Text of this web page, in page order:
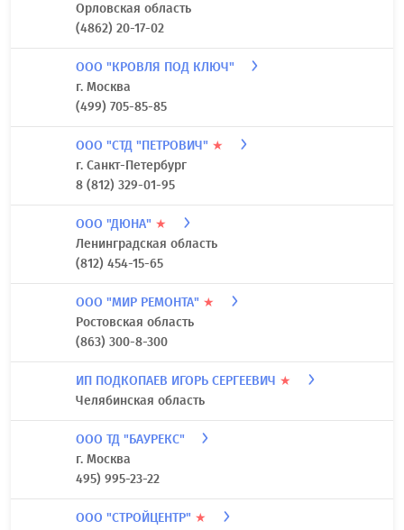
Орловская область
(4862) 20-17-02
ООО "КРОВЛЯ ПОД КЛЮЧ"
г. Москва
(499) 705-85-85
ООО "СТД "ПЕТРОВИЧ" ★
г. Санкт-Петербург
8 (812) 329-01-95
ООО "ДЮНА" ★
Ленинградская область
(812) 454-15-65
ООО "МИР РЕМОНТА" ★
Ростовская область
(863) 300-8-300
ИП ПОДКОПАЕВ ИГОРЬ СЕРГЕЕВИЧ ★
Челябинская область
ООО ТД "БАУРЕКС"
г. Москва
495) 995-23-22
ООО "СТРОЙЦЕНТР" ★